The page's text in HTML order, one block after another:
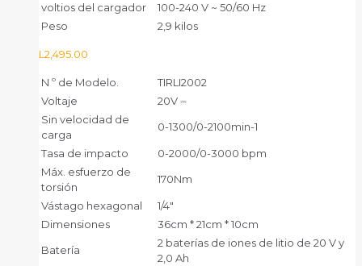
voltios del cargador
100-240 V ~ 50/60 Hz
Peso
2,9 kilos
L2,495.00
N º de Modelo.
TIRLI2002
Voltaje
20V ⎓
Sin velocidad de
carga
0-1300/0-2100min-1
Tasa de impacto
0-2000/0-3000 bpm
Máx. esfuerzo de
torsión
170Nm
Vástago hexagonal
1/4"
Dimensiones
36cm * 21cm * 10cm
Batería
2 baterías de iones de litio de 20 V y
2,0 Ah